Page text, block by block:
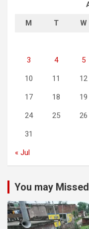
M T W
3 4 5
10 11 12
17 18 19
24 25 26
31
« Jul
You may Missed